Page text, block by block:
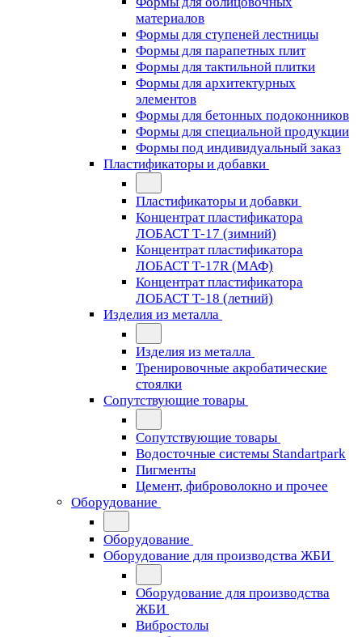
материалов
Формы для ступеней лестницы
Формы для парапетных плит
Формы для тактильной плитки
Формы для архитектурных
элементов
Формы для бетонных подоконников
Формы для специальной продукции
Формы под индивидуальный заказ
Пластификаторы и добавки
Пластификаторы и добавки
Концентрат пластификатора
ЛОБАСТ Т-17 (зимний)
Концентрат пластификатора
ЛОБАСТ Т-17R (МАФ)
Концентрат пластификатора
ЛОБАСТ Т-18 (летний)
Изделия из металла
Изделия из металла
Тренировочные акробатические
стоялки
Сопутствующие товары
Сопутствующие товары
Водосточные системы Standartpark
Пигменты
Цемент, фиброволокно и прочее
Оборудование
Оборудование
Оборудование для производства ЖБИ
Оборудование для производства
ЖБИ
Вибростолы